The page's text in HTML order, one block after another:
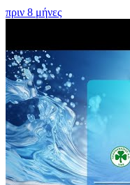
πριν 8 μήνες